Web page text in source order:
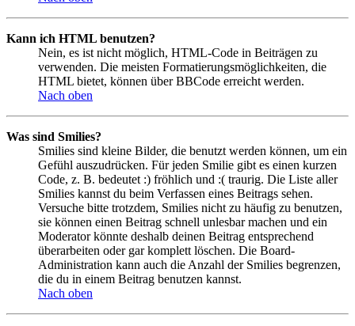
Kann ich HTML benutzen?
Nein, es ist nicht möglich, HTML-Code in Beiträgen zu
verwenden. Die meisten Formatierungsmöglichkeiten, die
HTML bietet, können über BBCode erreicht werden.
Nach oben
Was sind Smilies?
Smilies sind kleine Bilder, die benutzt werden können, um ein
Gefühl auszudrücken. Für jeden Smilie gibt es einen kurzen
Code, z. B. bedeutet :) fröhlich und :( traurig. Die Liste aller
Smilies kannst du beim Verfassen eines Beitrags sehen.
Versuche bitte trotzdem, Smilies nicht zu häufig zu benutzen,
sie können einen Beitrag schnell unlesbar machen und ein
Moderator könnte deshalb deinen Beitrag entsprechend
überarbeiten oder gar komplett löschen. Die Board-
Administration kann auch die Anzahl der Smilies begrenzen,
die du in einem Beitrag benutzen kannst.
Nach oben